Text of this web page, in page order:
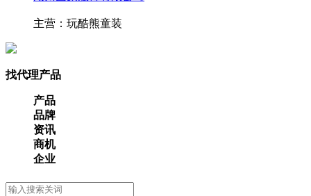
主营：玩酷熊童装
找代理产品
产品
品牌
资讯
商机
企业